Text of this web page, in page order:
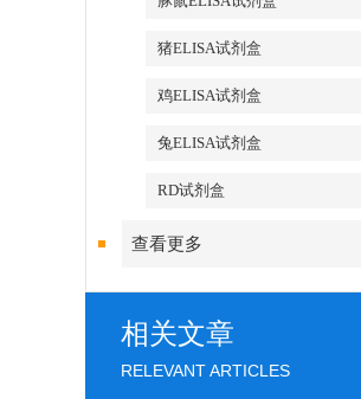
猪ELISA试剂盒
鸡ELISA试剂盒
兔ELISA试剂盒
RD试剂盒
查看更多
相关文章
RELEVANT ARTICLES